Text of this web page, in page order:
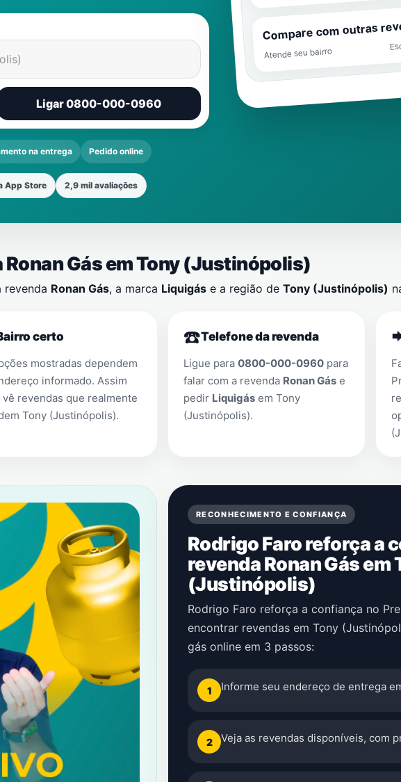
Ligar 0800-000-0960
na entrega Pedido online
App Store 2,9 mil avaliações
Compare com outras
Atende seu bairro
Gás emTony (Justinópolis)
revenda Ronan Gás, a marca Liquigás e a região de Tony (Justinópolis)
certo
mostradas dependem
informado. Assim
vê revendas que realmente
Tony (Justinópolis).
☎️Telefone da revenda
Ligue para 0800-000-0960 para
falar com a revenda Ronan Gás e
pedir Liquigás em Tony
(Justinópolis).
RECONHECIMENTO E CONFIANÇA
Rodrigo Faro reforça a
revenda Ronan Gás em
(Justinópolis)
Rodrigo Faro reforça a confiança no
encontrar revendas em Tony
gás online em 3 passos:
1 Informe seu endereço de entrega
2 Veja as revendas disponíveis, com